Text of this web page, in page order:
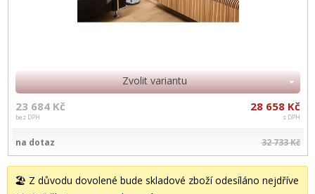
🏖️ Z důvodu dovolené bude skladové zboží odesíláno nejdříve
Zvolit variantu
23 684 Kč
bez DPH
28 658 Kč
s DPH
na dotaz 32 733 Kč